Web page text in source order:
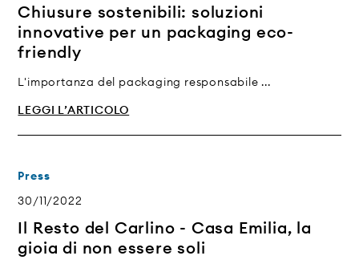
Chiusure sostenibili: soluzioni
innovative per un packaging eco-
friendly
L'importanza del packaging responsabile ...
LEGGI L’ARTICOLO
Press
30/11/2022
Il Resto del Carlino - Casa Emilia, la
gioia di non essere soli